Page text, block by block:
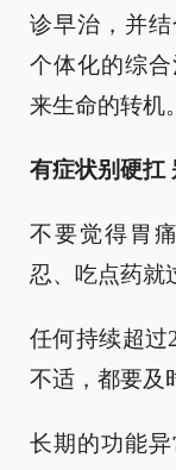
诊早治，并结
个体化的综
来生命的转机。
有症状别硬扛
不要觉得胃
忍、吃点药就
任何持续超过
不适，都要及
长期的功能